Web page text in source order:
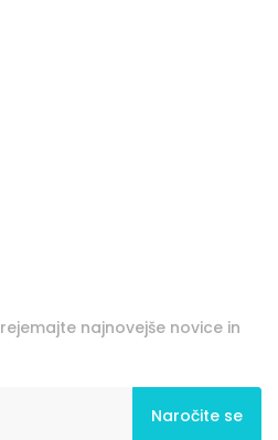
najnovejše novice in
Naročite se